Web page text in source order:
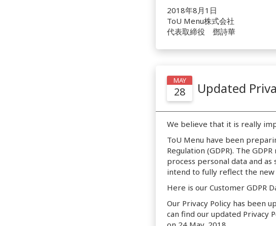
2018年8月1日
ToU Menu株式会社
代表取締役 鄧詩華
MAY
28 Updated
We believe that it is really
ToU Menu have been
Regulation (GDPR). The
process personal data and
intend to fully reflect the new
Here is our Customer GDPR
Our Privacy Policy has been
can find our updated Privacy